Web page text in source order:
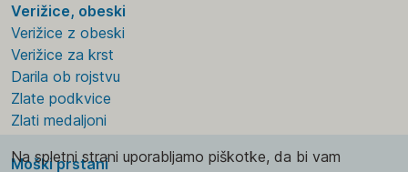
Verižice, obeski
Verižice z obeski
Verižice za krst
Darila ob rojstvu
Zlate podkvice
Zlati medaljoni
Moški prstani
Na spletni strani uporabljamo piškotke, da bi vam